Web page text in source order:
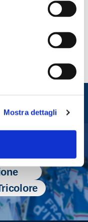
Mostra dettagli